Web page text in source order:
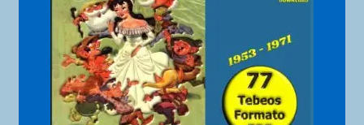
Mi Cuenta